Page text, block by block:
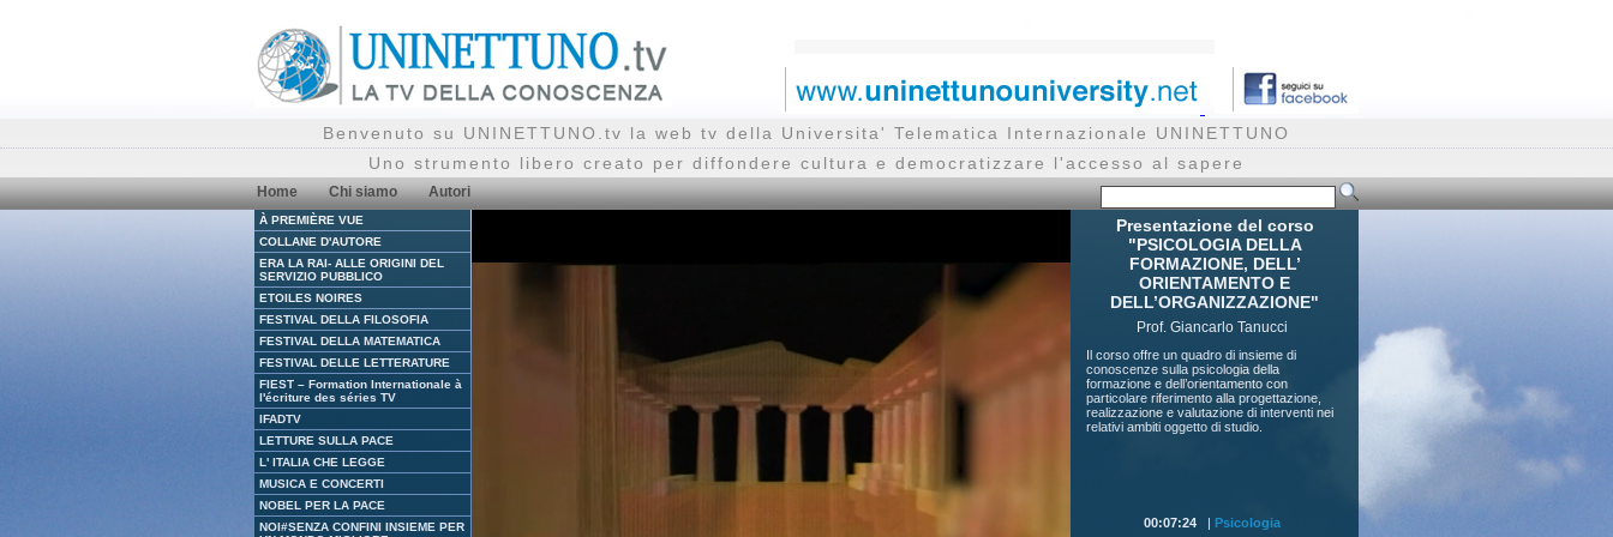
Benvenuto su UNINETTUNO.tv la web tv della Universita' Telematica Internazionale UNINETTUNO
Uno strumento libero creato per diffondere cultura e democratizzare l'accesso al sapere
Home Chi siamo Autori
À PREMIÈRE VUE
COLLANE D'AUTORE
ERA LA RAI- ALLE ORIGINI DEL
SERVIZIO PUBBLICO
ETOILES NOIRES
FESTIVAL DELLA FILOSOFIA
FESTIVAL DELLA MATEMATICA
FESTIVAL DELLE LETTERATURE
FIEST – Formation Internationale à
l'écriture des séries TV
IFADTV
LETTURE SULLA PACE
L' ITALIA CHE LEGGE
MUSICA E CONCERTI
NOBEL PER LA PACE
NOI#SENZA CONFINI INSIEME PER
Presentazione del corso
"PSICOLOGIA DELLA
FORMAZIONE, DELL’
ORIENTAMENTO E
DELL’ORGANIZZAZIONE"
Prof. Giancarlo Tanucci
Il corso offre un quadro di insieme di
conoscenze sulla psicologia della
formazione e dell’orientamento con
particolare riferimento alla progettazione,
realizzazione e valutazione di interventi nei
relativi ambiti oggetto di studio.
00:07:24 | Psicologia